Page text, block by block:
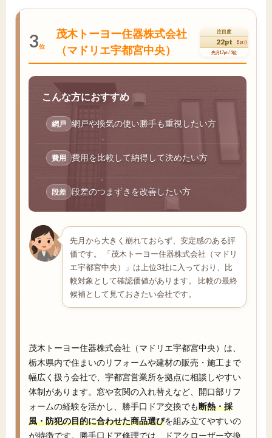
3位
茂木トーヨー住器株式会社
（マドリエ宇都宮中央）
注目度
22pt (5pt↑)
先月17pt / 3位
こんな方におすすめ
網戸 網戸や換気の使い勝手も重視したい方
費用 費用を比較して納得して決めたい方
段差 段差のつまずきを改善したい方
先月から大きく崩れておらず、安定感のある評
価です。 「茂木トーヨー住器株式会社（マドリ
エ宇都宮中央）」は上位3社に入っており、比
較対象として確認価値があります。 比較の最終
候補として見ておきたい会社です。
茂木トーヨー住器株式会社（マドリエ宇都宮中央）は、
栃木県内で住まいのリフォームや建材の販売・施工まで
幅広く扱う会社で、宇都宮営業所を拠点に相談しやすい
体制があります。窓や玄関の入れ替えなど、開口部リフ
ォームの経験を活かし、勝手口ドア交換でも断熱・採
風・防犯の目的に合わせた商品選びを組み立てやすいの
が特徴です。勝手口ドア修理では、ドアクローザー交換